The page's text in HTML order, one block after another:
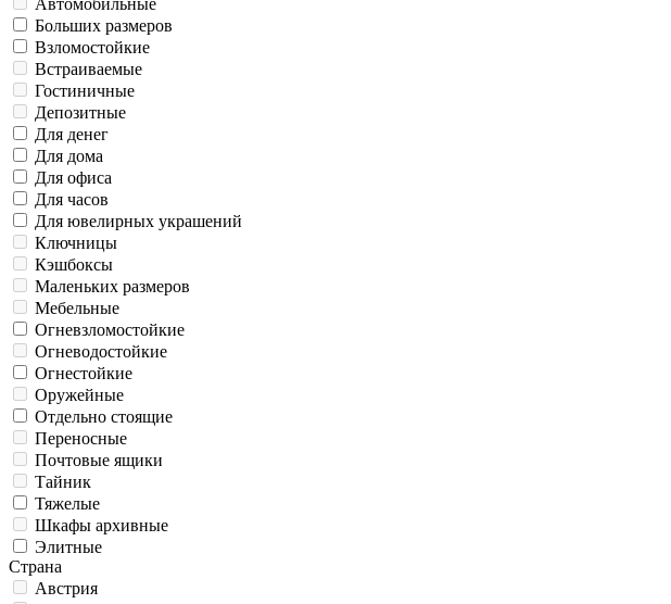
Больших размеров
Взломостойкие
Встраиваемые
Гостиничные
Депозитные
Для денег
Для дома
Для офиса
Для часов
Для ювелирных украшений
Ключницы
Кэшбоксы
Маленьких размеров
Мебельные
Огневзломостойкие
Огневодостойкие
Огнестойкие
Оружейные
Отдельно стоящие
Переносные
Почтовые ящики
Тайник
Тяжелые
Шкафы архивные
Элитные
Страна
Австрия